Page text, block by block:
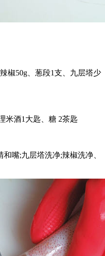
椒50g、葱段1支、九层塔少
米酒1大匙、糖 2茶匙
嘴;九层塔洗净;辣椒洗净、